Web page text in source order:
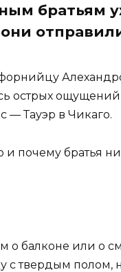
братьям
острых
— Тауэр в Чикаго.
и почему братья
о балконе или о
с твердым полом,